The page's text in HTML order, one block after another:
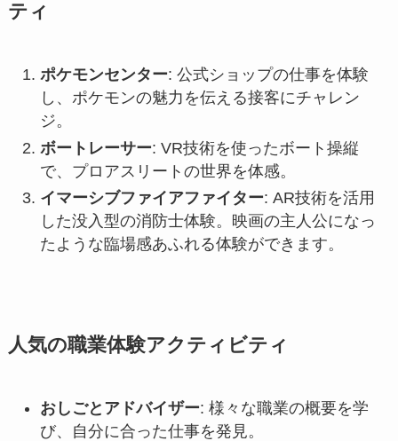
ティ
ポケモンセンター: 公式ショップの仕事を体験
し、ポケモンの魅力を伝える接客にチャレン
ジ。
ボートレーサー: VR技術を使ったボート操縦
で、プロアスリートの世界を体感。
イマーシブファイアファイター: AR技術を活用
した没入型の消防士体験。映画の主人公になっ
たような臨場感あふれる体験ができます。
人気の職業体験アクティビティ
おしごとアドバイザー: 様々な職業の概要を学
び、自分に合った仕事を発見。